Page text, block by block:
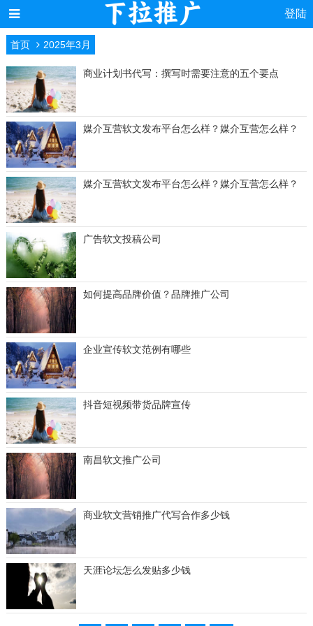
登陆
首页 2025年3月
商业计划书代写：撰写时需要注意的五个要点
媒介互营软文发布平台怎么样？媒介互营怎么样？
媒介互营软文发布平台怎么样？媒介互营怎么样？
广告软文投稿公司
如何提高品牌价值？品牌推广公司
企业宣传软文范例有哪些
抖音短视频带货品牌宣传
南昌软文推广公司
商业软文营销推广代写合作多少钱
天涯论坛怎么发贴多少钱